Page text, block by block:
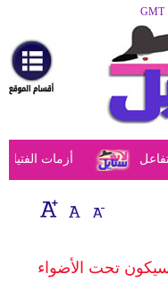
مرأة
أزياء
أزياء
إسلامية
أزمات الفتيات
تحت الأضواء